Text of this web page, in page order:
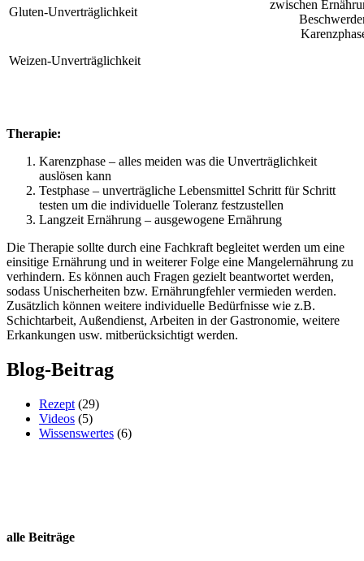
zwischen
Gluten-Unverträglichkeit
Weizen-Unverträglichkeit
Therapie:
Karenzphase – alles meiden was die Unverträglichkeit
auslösen kann
Testphase – unverträgliche Lebensmittel Schritt für Schritt
testen um die individuelle Toleranz festzustellen
Langzeit Ernährung – ausgewogene Ernährung
Die Therapie sollte durch eine Fachkraft begleitet werden um eine
einsitige Ernährung und in weiterer Folge eine Mangelernährung zu
verhindern. Es können auch Fragen gezielt beantwortet werden,
sodass Unischerheiten bzw. Ernährungfehler vermieden werden.
Zusätzlich können weitere individuelle Bedürfnisse wie z.B.
Schichtarbeit, Außendienst, Arbeiten in der Gastronomie, weitere
Erkankungen usw. mitberücksichtigt werden.
Blog-Beitrag
Rezept (29)
Videos (5)
Wissenswertes (6)
alle Beiträge